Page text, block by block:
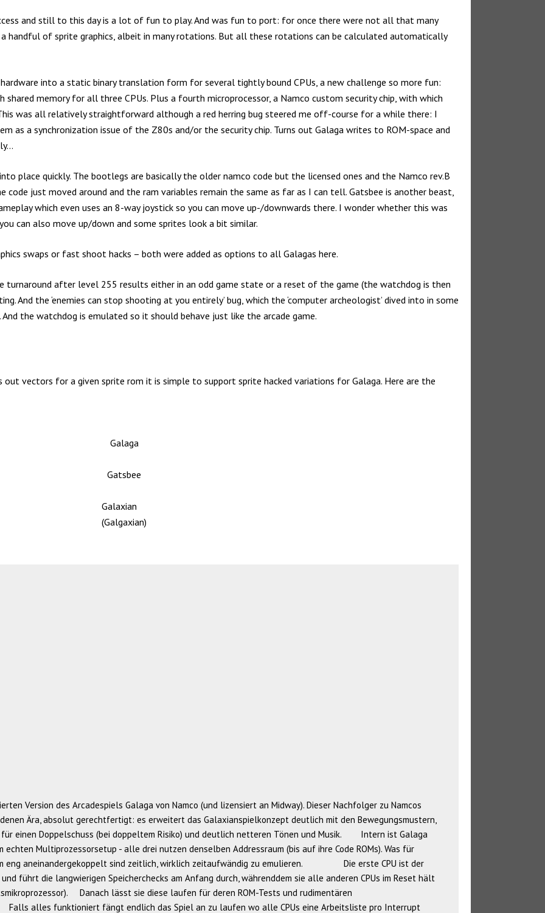
and still to this day is a lot of fun to play. And was fun to port: for once there were not all that many
handful of sprite graphics, albeit in many rotations. But all these rotations can be calculated automatically
into a static binary translation form for several tightly bound CPUs, a new challenge so more fun:
memory for all three CPUs. Plus a fourth microprocessor, a Namco custom security chip, with which
was all relatively straightforward although a red herring bug steered me off-course for a while there: I
as a synchronization issue of the Z80s and/or the security chip. Turns out Galaga writes to ROM-space and
place quickly. The bootlegs are basically the older namco code but the licensed ones and the Namco rev.B
just moved around and the ram variables remain the same as far as I can tell. Gatsbee is another beast,
which even uses an 8-way joystick so you can move up-/downwards there. I wonder whether this was
can also move up/down and some sprites look a bit similar.
swaps or fast shoot hacks – both were added as options to all Galagas here.
turnaround after level 255 results either in an odd game state or a reset of the game (the watchdog is then
And the ‘enemies can stop shooting at you entirely’ bug, which the ‘computer archeologist’ dived into in some
the watchdog is emulated so it should behave just like the arcade game.
vectors for a given sprite rom it is simple to support sprite hacked variations for Galaga. Here are the
Galaga
Gatsbee
Galaxian
(Galgaxian)